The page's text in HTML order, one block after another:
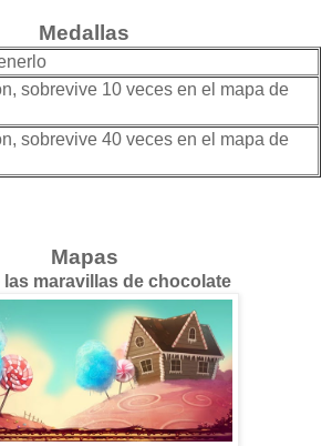
Medallas
sobrevive 10 veces en el mapa de
sobrevive 40 veces en el mapa de
Mapas
las maravillas de chocolate